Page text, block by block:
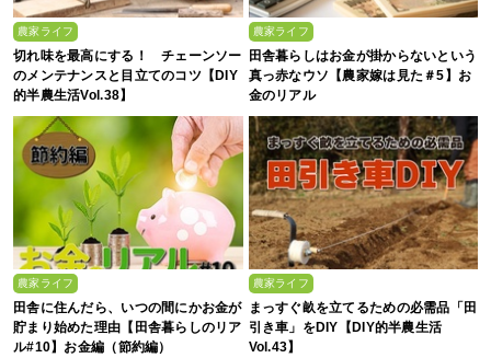
農家ライフ
切れ味を最高にする！ チェーンソー
のメンテナンスと目立てのコツ【DIY
的半農生活Vol.38】
農家ライフ
田舎暮らしはお金が掛からないという
真っ赤なウソ【農家嫁は見た＃5】お
金のリアル
農家ライフ
田舎に住んだら、いつの間にかお金が
貯まり始めた理由【田舎暮らしのリア
ル#10】お金編（節約編）
農家ライフ
まっすぐ畝を立てるための必需品「田
引き車」をDIY【DIY的半農生活
Vol.43】